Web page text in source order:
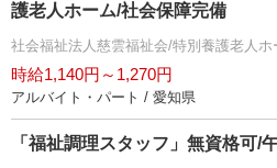
護老人ホーム/社会保障完備
社会福祉法人慈雲福祉会/特別養護老人
時給1,140円～1,270円
アルバイト・パート / 愛知県
「福祉調理スタッフ」無資格可/